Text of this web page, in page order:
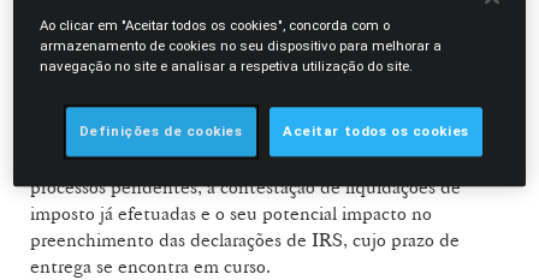
empréstimos para construção de habitação própria e
permanente, no âmbito da exclusão de tributação das mais-
O Legal Alert.AI destaca ainda os impactos práticos desta
decisão, nomeadamente a possibilidade de invocação em
processos pendentes, a contestação de liquidações de
imposto já efetuadas e o seu potencial impacto no
preenchimento das declarações de IRS, cujo prazo de
entrega se encontra em curso.
Ao clicar em "Aceitar todos os cookies", concorda com o
armazenamento de cookies no seu dispositivo para melhorar a
navegação no site e analisar a respetiva utilização do site.
Definições de cookies Aceitar todos os cookies